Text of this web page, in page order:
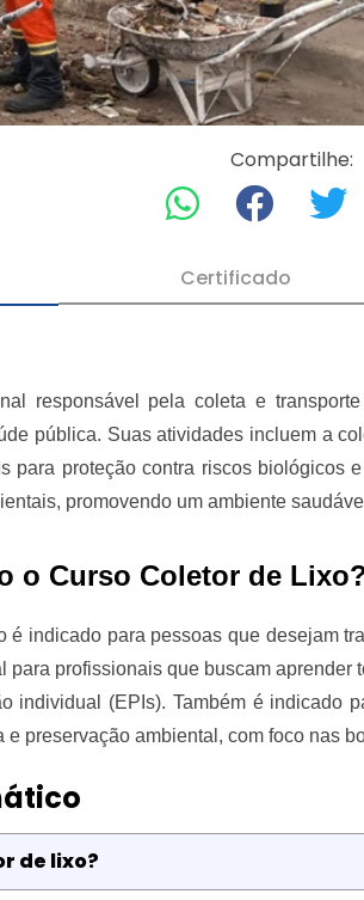
Compartilhe:
Certificado
responsável pela coleta e
pública. Suas atividades incluem a
para proteção contra riscos biológicos
promovendo um ambiente
o Curso Coletor de
é indicado para pessoas que desejam
para profissionais que buscam
individual (EPIs). Também é indicado
preservação ambiental, com foco nas
de lixo?